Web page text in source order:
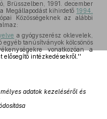
Brüsszelben, 1991. december
Megállapodást kihirdető 1994.
Közösségeknek az alábbi
a gyógyszerész oklevelek,
egyéb tanúsítványok kölcsönös
vonatkozóan a
elősegítő intézkedésekről.''
adatok kezeléséről és